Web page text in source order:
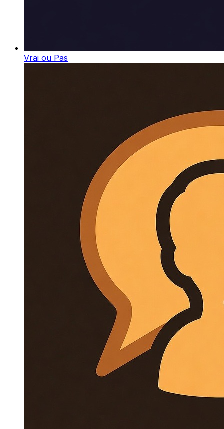
Vrai ou Pas